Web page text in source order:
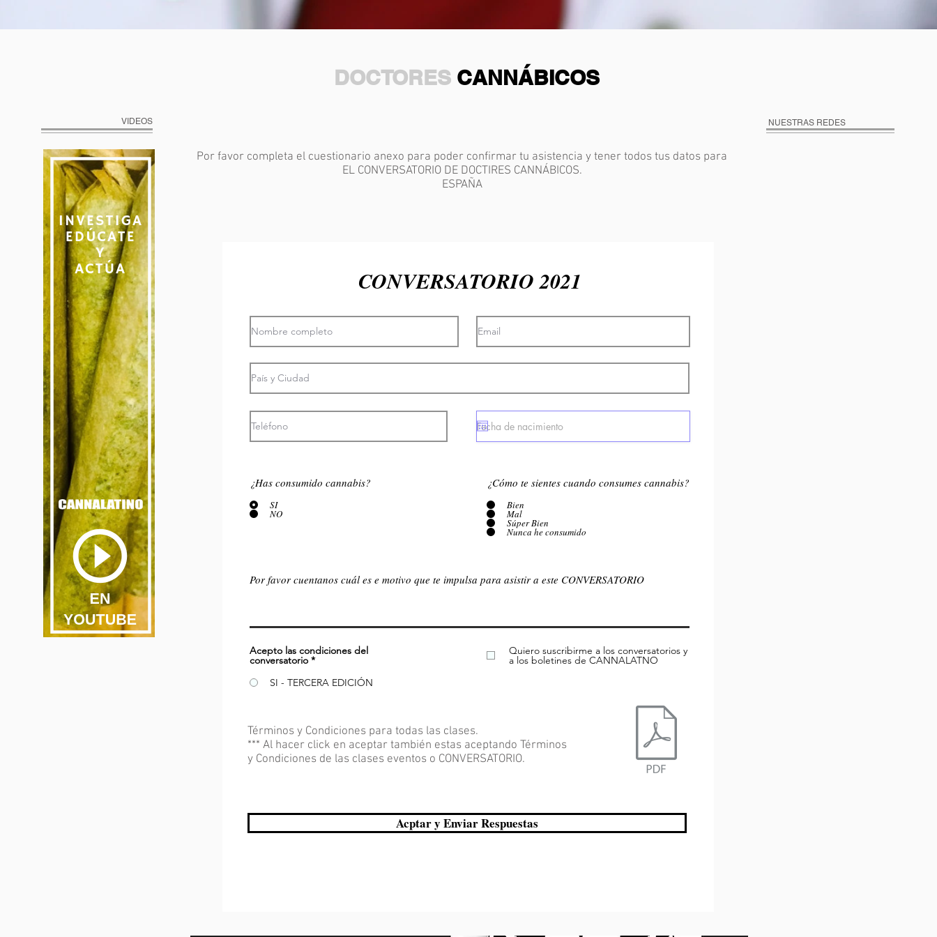
DOCTORES CANNÁBICOS
VIDEOS NUESTRAS REDES
Por favor completa el cuestionario anexo para poder confirmar tu asistencia y tener todos tus datos para
EL CONVERSATORIO DE DOCTIRES CANNÁBICOS.
ESPAÑA
CONVERSATORIO 2021
¿Has consumido cannabis?
SI
NO
¿Cómo te sientes cuando consumes cannabis?
Bien
Mal
Súper Bien
Nunca he consumido
Acepto las condiciones del
conversatorio *
SI - TERCERA EDICIÓN
Quiero suscribirme a los conversatorios y
a los boletines de CANNALATNO
Términos y Condiciones para todas las clases.
*** Al hacer click en aceptar también estas aceptando Términos
y Condiciones de las clases eventos o CONVERSATORIO.
Acptar y Enviar Respuestas